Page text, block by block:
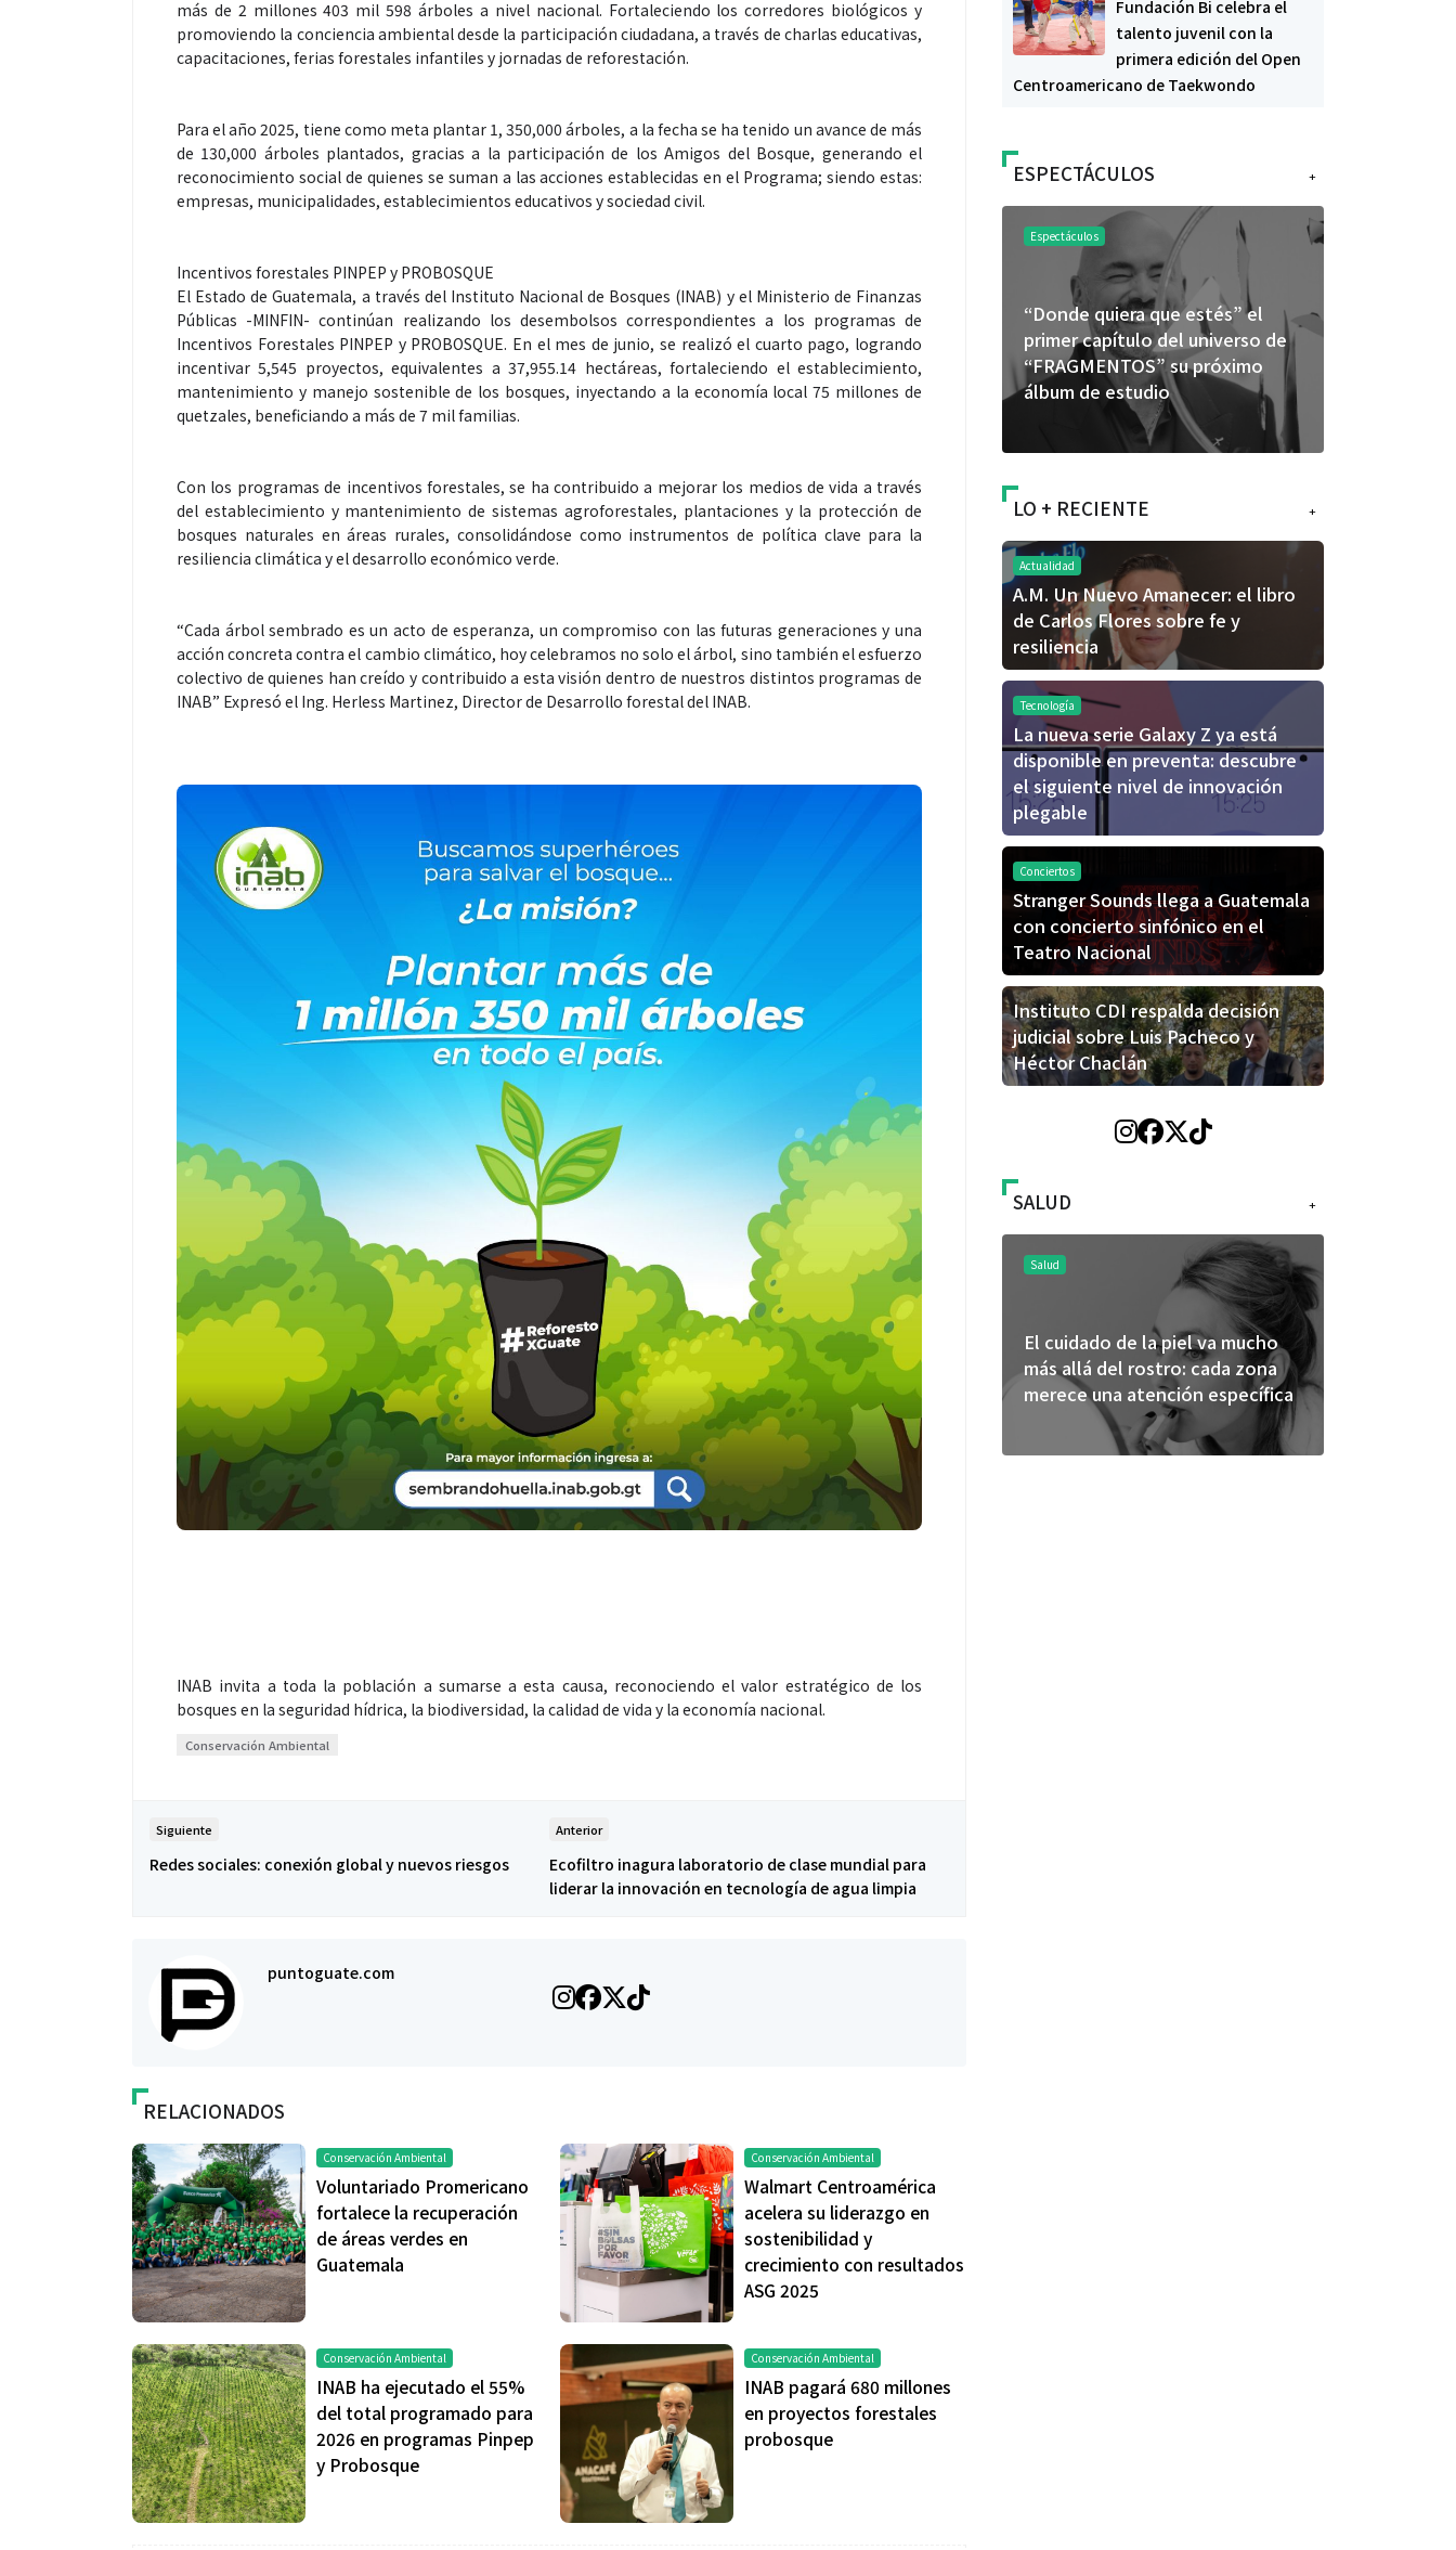
más de 2 millones 403 mil 598 árboles a nivel nacional. Fortaleciendo los corredores biológicos y
promoviendo la conciencia ambiental desde la participación ciudadana, a través de charlas educativas,
capacitaciones, ferias forestales infantiles y jornadas de reforestación.
Para el año 2025, tiene como meta plantar 1, 350,000 árboles, a la fecha se ha tenido un avance de más
de 130,000 árboles plantados, gracias a la participación de los Amigos del Bosque, generando el
reconocimiento social de quienes se suman a las acciones establecidas en el Programa; siendo estas:
empresas, municipalidades, establecimientos educativos y sociedad civil.
Incentivos forestales PINPEP y PROBOSQUE
El Estado de Guatemala, a través del Instituto Nacional de Bosques (INAB) y el Ministerio de Finanzas
Públicas -MINFIN- continúan realizando los desembolsos correspondientes a los programas de
Incentivos Forestales PINPEP y PROBOSQUE. En el mes de junio, se realizó el cuarto pago, logrando
incentivar 5,545 proyectos, equivalentes a 37,955.14 hectáreas, fortaleciendo el establecimiento,
mantenimiento y manejo sostenible de los bosques, inyectando a la economía local 75 millones de
quetzales, beneficiando a más de 7 mil familias.
Con los programas de incentivos forestales, se ha contribuido a mejorar los medios de vida a través
del establecimiento y mantenimiento de sistemas agroforestales, plantaciones y la protección de
bosques naturales en áreas rurales, consolidándose como instrumentos de política clave para la
resiliencia climática y el desarrollo económico verde.
“Cada árbol sembrado es un acto de esperanza, un compromiso con las futuras generaciones y una
acción concreta contra el cambio climático, hoy celebramos no solo el árbol, sino también el esfuerzo
colectivo de quienes han creído y contribuido a esta visión dentro de nuestros distintos programas de
INAB” Expresó el Ing. Herless Martinez, Director de Desarrollo forestal del INAB.
INAB invita a toda la población a sumarse a esta causa, reconociendo el valor estratégico de los
bosques en la seguridad hídrica, la biodiversidad, la calidad de vida y la economía nacional.
Conservación Ambiental
Siguiente
Redes sociales: conexión global y nuevos riesgos
Anterior
Ecofiltro inagura laboratorio de clase mundial para
liderar la innovación en tecnología de agua limpia
puntoguate.com
RELACIONADOS
Conservación Ambiental
Voluntariado Promericano
fortalece la recuperación
de áreas verdes en
Guatemala
Conservación Ambiental
Walmart Centroamérica
acelera su liderazgo en
sostenibilidad y
crecimiento con resultados
ASG 2025
Conservación Ambiental
INAB ha ejecutado el 55%
del total programado para
2026 en programas Pinpep
y Probosque
Conservación Ambiental
INAB pagará 680 millones
en proyectos forestales
probosque
Fundación Bi celebra el
talento juvenil con la
primera edición del Open
Centroamericano de Taekwondo
+
ESPECTÁCULOS
Espectáculos
“Donde quiera que estés” el
primer capítulo del universo de
“FRAGMENTOS” su próximo
álbum de estudio
Shakira rompe récords con “Dai
Dai” y conquista el número uno
mundial en Spotify y Billboard
La marimba une generaciones: el
46.º Festival de Marimba Paiz
transforma la tradición en un
espectáculo para todos
“Donde quiera que estés” el
primer capítulo del universo de
“FRAGMENTOS” su próximo
+
LO + RECIENTE
Actualidad
A.M. Un Nuevo Amanecer: el libro
de Carlos Flores sobre fe y
resiliencia
Tecnología
La nueva serie Galaxy Z ya está
disponible en preventa: descubre
el siguiente nivel de innovación
plegable
Conciertos
Stranger Sounds llega a Guatemala
con concierto sinfónico en el
Teatro Nacional
Instituto CDI respalda decisión
judicial sobre Luis Pacheco y
Héctor Chaclán
+
SALUD
Salud
El cuidado de la piel va mucho
más allá del rostro: cada zona
merece una atención específica
Día Mundial Contra La Hepatitis:
alertan sobre los riesgos de los
productos “DETOX”
Salud
¿Qué comer antes de un partido
de fútbol? La estrategia que
usan los atletas para rendir
mejor
El cuidado de la piel va mucho
merece una atención específica